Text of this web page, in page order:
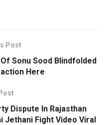
Post
Sonu Sood Blindfolded
Here
Dispute In Rajasthan
Jethani Fight Video Viral